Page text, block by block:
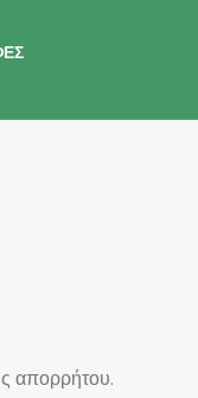
απορρήτου.